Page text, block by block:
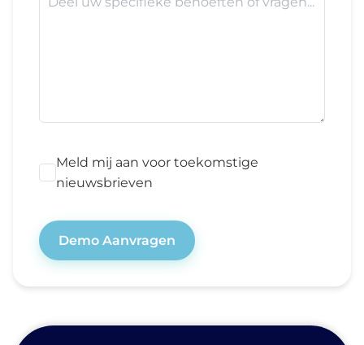
Meld mij aan voor toekomstige
nieuwsbrieven
Demo Aanvragen